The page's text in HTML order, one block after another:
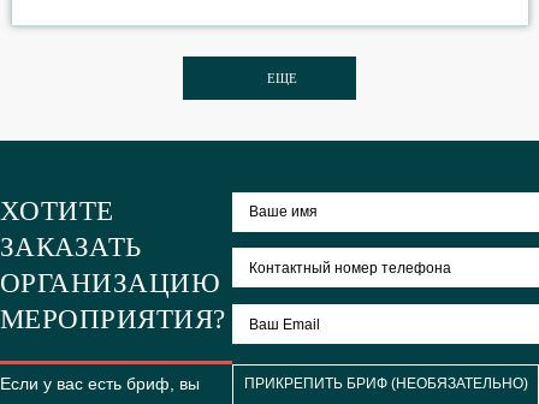
ДИЛЕРСКАЯ КОНФЕРЕНЦИЯ В ХОРВАТИИ
"Водная эстафета": дилерская конференция, совмещенная с тимбилдингом
ГОНКИ ГЕРОЕВ «СБЕРАВТО»
ЮБИЛЕЙ ING BANK